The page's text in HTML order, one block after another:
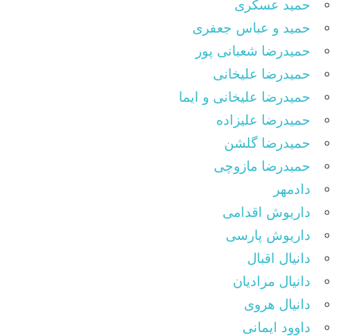
حمید عسکری
حمید و عباس جعفری
حمیدرضا شعبانی پور
حمیدرضا علیخانی
حمیدرضا علیخانی و ایما
حمیدرضا علیزاده
حمیدرضا گلشن
حمیدرضا مازوچی
دادمهر
داریوش اقدامی
داریوش پارسی
دانیال اقبال
دانیال مرادیان
دانیال هروی
داوود ایمانی